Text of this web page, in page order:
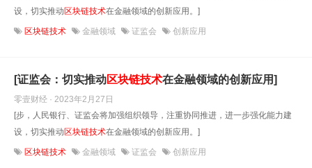
设，切实推动区块链技术在金融领域的创新应用。]
区块链技术 金融领域 证监会 创新应用
[证监会：切实推动区块链技术在金融领域的创新应用]
零壹财经 · 2023年2月27日
[步，人民银行、证监会将加强组织领导，注重协同推进，进一步强化能力建
设，切实推动区块链技术在金融领域的创新应用。]
区块链技术 金融领域 证监会 创新应用